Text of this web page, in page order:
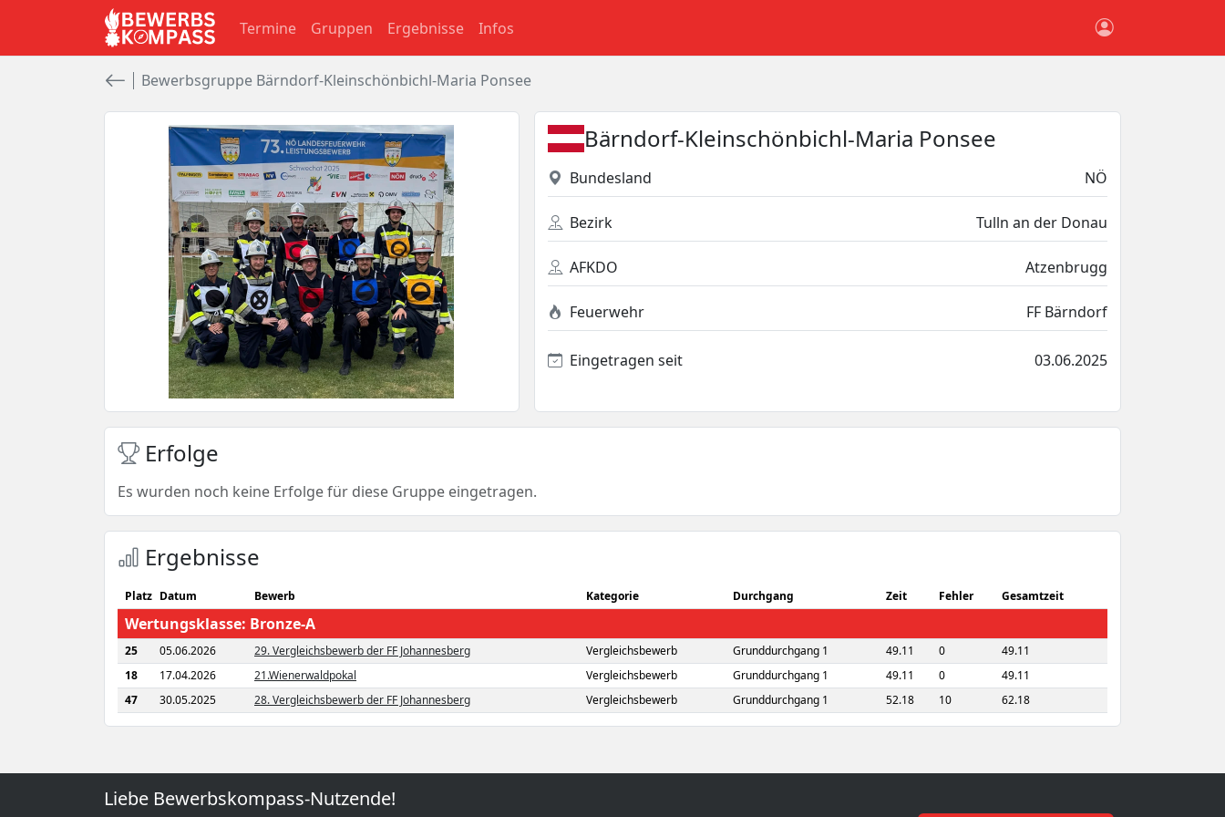
Termine Gruppen Ergebnisse Infos
Bewerbsgruppe Bärndorf-Kleinschönbichl-Maria Ponsee
Bärndorf-Kleinschönbichl-Maria Ponsee
Bundesland NÖ
Bezirk Tulln an der Donau
AFKDO Atzenbrugg
Feuerwehr FF Bärndorf
Eingetragen seit 03.06.2025
Erfolge
Es wurden noch keine Erfolge für diese Gruppe eingetragen.
Ergebnisse
Platz Datum Bewerb Kategorie Durchgang Zeit Fehler Gesamtzeit
Wertungsklasse: Bronze-A
25 05.06.2026 29. Vergleichsbewerb der FF Johannesberg Vergleichsbewerb Grunddurchgang 1 49.11 0
49.11
18
17.04.2026 21.Wienerwaldpokal Vergleichsbewerb Grunddurchgang 1 49.11 0
49.11
47
30.05.2025 28. Vergleichsbewerb der FF Johannesberg Vergleichsbewerb Grunddurchgang 1 52.18 10 62.18
Liebe Bewerbskompass-Nutzende!